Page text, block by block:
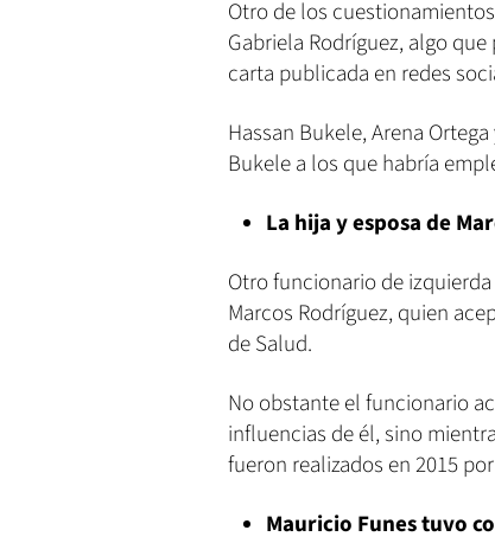
Otro de los
Gabriela Rodríguez, algo
carta publicada en redes
Hassan Bukele, Arena
Bukele a los que habría
La hija y esposa de
Otro funcionario de
Marcos Rodríguez, quien
de Salud.
No obstante el funcionario
influencias de él, sino
fueron realizados en 2015
Mauricio Funes tuvo